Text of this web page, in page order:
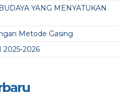
YANG MENYATUKAN
Metode Gasing
2025-2026